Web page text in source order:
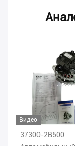
Видео
37300-2B500